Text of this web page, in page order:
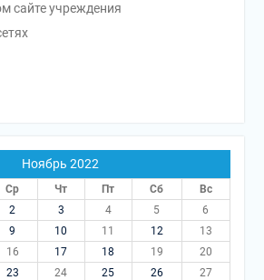
сайте учреждения
Ноябрь 2022
Ср Чт Пт Сб
Вс
2 3 4 5
6
9 10 11 12
13
16 17 18 19
20
23 24 25 26
27